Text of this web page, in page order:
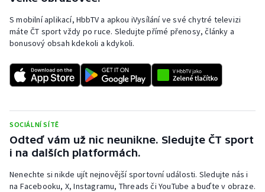
Rychlostní kanoistika
Sportovní střelba
Stolní tenis
Triatlon
Veslování
S mobilní aplikací, HbbTV a apkou iVysílání ve své chytré televizi
máte ČT sport vždy po ruce. Sledujte přímé přenosy, články a
bonusový obsah kdekoli a kdykoli.
SOCIÁLNÍ SÍTĚ
Odteď vám už nic neunikne. Sledujte ČT sport
i na dalších platformách.
Nenechte si nikde ujít nejnovější sportovní události. Sledujte nás i
na Facebooku, X, Instagramu, Threads či YouTube a buďte v obraze.